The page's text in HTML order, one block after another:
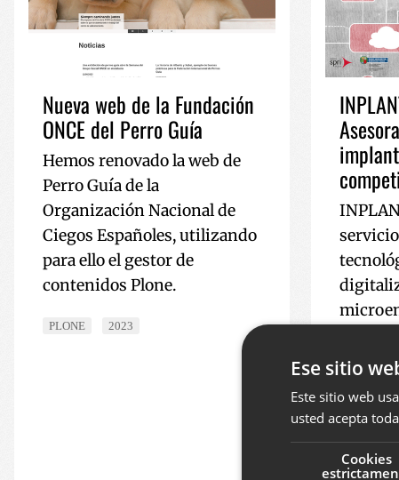
Nueva web de la Fundación
ONCE del Perro Guía
Hemos renovado la web de
Perro Guía de la
Organización Nacional de
Ciegos Españoles, utilizando
para ello el gestor de
contenidos Plone.
PLONE 2023
Ese sitio
Este sitio web
usted acepta
Cookies